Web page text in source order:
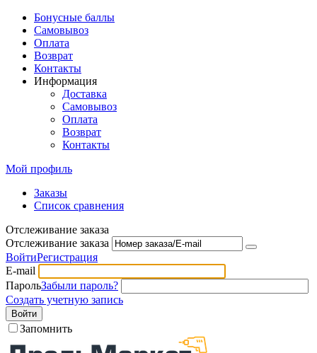
Бонусные баллы
Самовывоз
Оплата
Возврат
Контакты
Информация
Доставка
Самовывоз
Оплата
Возврат
Контакты
Мой профиль
Заказы
Список сравнения
Отслеживание заказа
Отслеживание заказа
ВойтиРегистрация
E-mail
ПарольЗабыли пароль?
Создать учетную запись
Войти
Запомнить